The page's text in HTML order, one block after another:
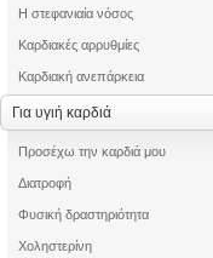
Η στεφανιαία νόσος
Καρδιακές αρρυθμίες
Καρδιακή ανεπάρκεια
Για υγιή καρδιά
Προσέχω την καρδιά μου
Διατροφή
Φυσική δραστηριότητα
Χοληστερίνη